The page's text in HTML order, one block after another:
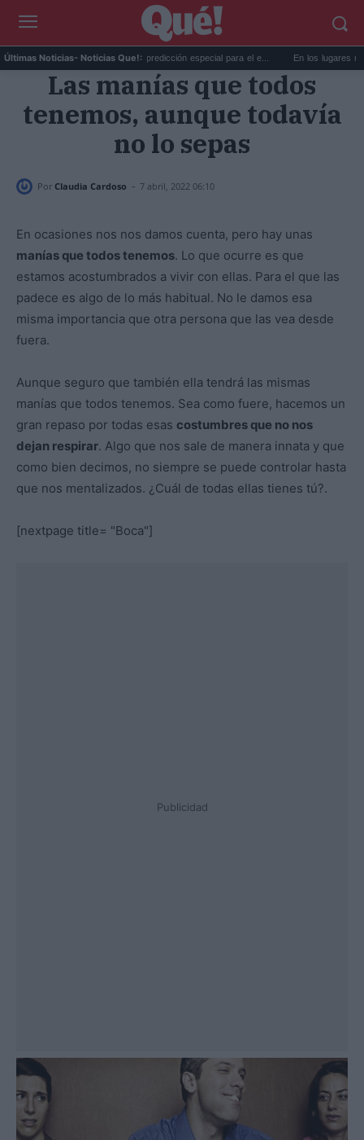
Últimas Noticias- Noticias Que!:
La AEMET prepara una predicción especial para el e... En los lugares más
Las manías que todos
tenemos, aunque todavía
no lo sepas
Por Claudia Cardoso - 7 abril, 2022 06:10
En ocasiones nos nos damos cuenta, pero hay unas
manías que todos tenemos. Lo que ocurre es que
estamos acostumbrados a vivir con ellas. Para el que las
padece es algo de lo más habitual. No le damos esa
misma importancia que otra persona que las vea desde
fuera.
Aunque seguro que también ella tendrá las mismas
manías que todos tenemos. Sea como fuere, hacemos un
gran repaso por todas esas costumbres que no nos
dejan respirar. Algo que nos sale de manera innata y que
como bien decimos, no siempre se puede controlar hasta
que nos mentalizados. ¿Cuál de todas ellas tienes tú?.
[nextpage title= "Boca"]
Publicidad